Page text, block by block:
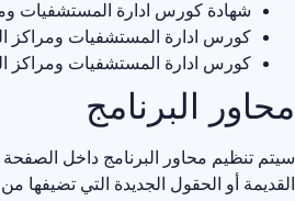
شهادة كورس ادارة المستشفيات
كورس ادارة المستشفيات ومراكز
كورس ادارة المستشفيات ومراكز
محاور البرنامج
سيتم تنظيم محاور البرنامج داخل
القديمة أو الحقول الجديدة التي تضيفها